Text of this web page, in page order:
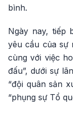
bình.
Ngày nay, tiếp
yêu cầu của sự
cùng với việc
đấu”, dưới sự
“đội quân sản
“phụng sự Tổ